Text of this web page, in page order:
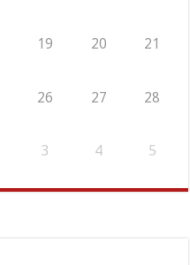
19 20 21
26 27 28
3 4 5